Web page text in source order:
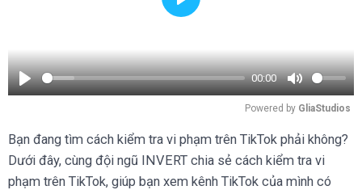
Play
00:00
Mute
Play
Powered by GliaStudios
Bạn đang tìm cách kiểm tra vi phạm trên TikTok phải không?
Dưới đây, cùng đội ngũ INVERT chia sẻ cách kiểm tra vi
phạm trên TikTok, giúp bạn xem kênh TikTok của mình có